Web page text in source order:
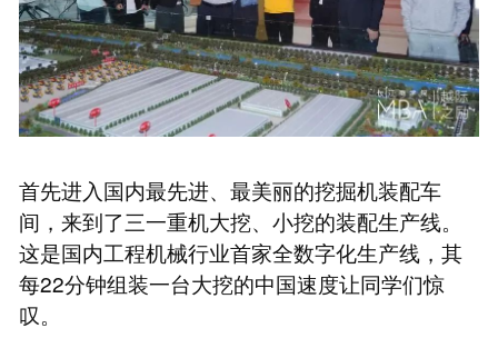
首先进入国内最先进、最美丽的挖掘机装配车
间，来到了三一重机大挖、小挖的装配生产线。
这是国内工程机械行业首家全数字化生产线，其
每22分钟组装一台大挖的中国速度让同学们惊
叹。